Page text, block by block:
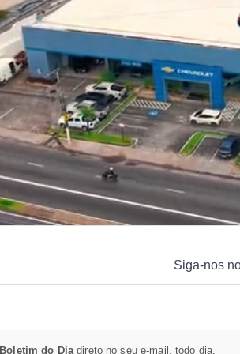
Siga-nos
Boletim do Diadireto no seu e-mail, todo dia.